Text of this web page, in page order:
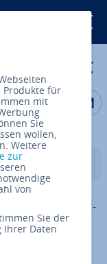
nicht
Auf Auf
nicht ohne
der Microsoft-
User, wenn
Nachdem der
Produkte für
mit
Sie
wollen,
Weitere
zur
von
Sie der
Daten